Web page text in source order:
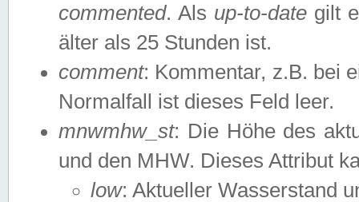
commented. Als up-to-date gilt
älter als 25 Stunden ist.
comment: Kommentar, z.B. bei
Normalfall ist dieses Feld leer.
mnwmhw_st: Die Höhe des
und den MHW. Dieses Attribut
low: Aktueller Wasserstand